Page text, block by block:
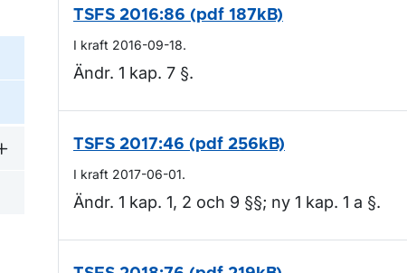
Undermeny för Lagar och regler
TSFS 2016:86 (pdf 187kB)
I kraft 2016-09-18.
Ändr. 1 kap. 7 §.
TSFS 2017:46 (pdf 256kB)
I kraft 2017-06-01.
Ändr. 1 kap. 1, 2 och 9 §§; ny 1 kap. 1 a §.